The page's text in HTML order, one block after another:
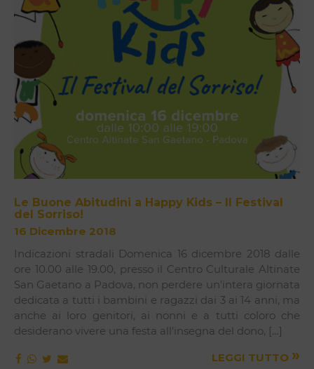
Le Buone Abitudini a Happy Kids – Il Festival
del Sorriso!
16 Dicembre 2018
Indicazioni stradali Domenica 16 dicembre 2018 dalle
ore 10.00 alle 19.00, presso il Centro Culturale Altinate
San Gaetano a Padova, non perdere un’intera giornata
dedicata a tutti i bambini e ragazzi dai 3 ai 14 anni, ma
anche ai loro genitori, ai nonni e a tutti coloro che
desiderano vivere una festa all’insegna del dono, […]
LEGGI TUTTO »